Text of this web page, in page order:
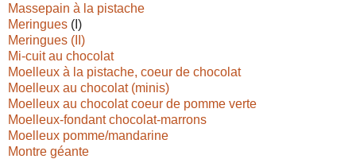
Massepain à la pistache
Meringues (I)
Meringues (II)
Mi-cuit au chocolat
Moelleux à la pistache, coeur de chocolat
Moelleux au chocolat (minis)
Moelleux au chocolat coeur de pomme verte
Moelleux-fondant chocolat-marrons
Moelleux pomme/mandarine
Montre géante